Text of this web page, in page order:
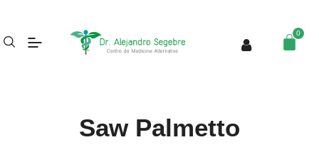
Saw Palmetto